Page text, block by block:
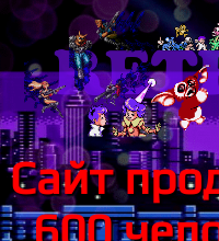
Сайт
600